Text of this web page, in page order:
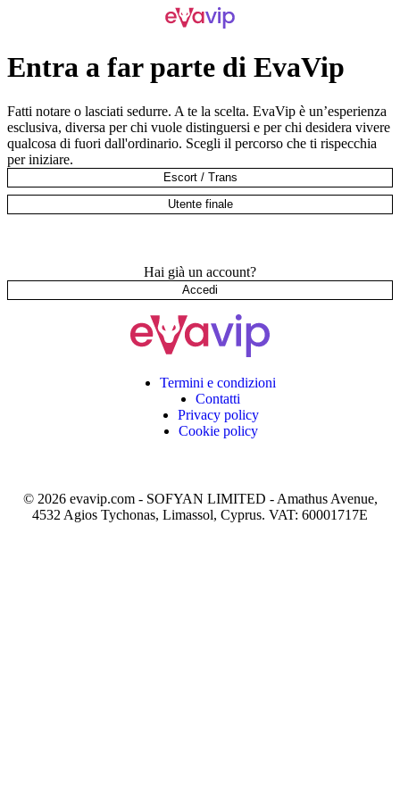
Entra a far parte di EvaVip
Fatti notare o lasciati sedurre. A te la scelta. EvaVip è un’esperienza
esclusiva, diversa per chi vuole distinguersi e per chi desidera vivere
qualcosa di fuori dall'ordinario. Scegli il percorso che ti rispecchia
per iniziare.
Escort / Trans
Utente finale
Hai già un account?
Accedi
Termini e condizioni
Contatti
Privacy policy
Cookie policy
© 2026 evavip.com - SOFYAN LIMITED - Amathus Avenue,
4532 Agios Tychonas, Limassol, Cyprus. VAT: 60001717E